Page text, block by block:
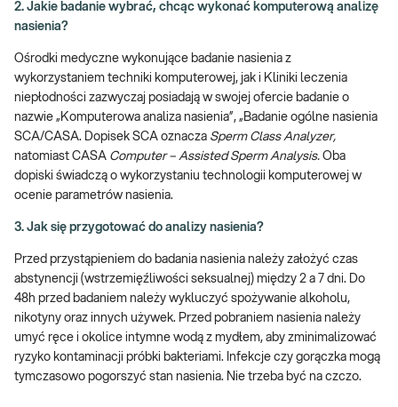
2. Jakie badanie wybrać, chcąc wykonać komputerową analizę
nasienia?
Ośrodki medyczne wykonujące badanie nasienia z
wykorzystaniem techniki komputerowej, jak i Kliniki leczenia
niepłodności zazwyczaj posiadają w swojej ofercie badanie o
nazwie „Komputerowa analiza nasienia”, „Badanie ogólne nasienia
SCA/CASA. Dopisek SCA oznacza Sperm Class Analyzer,
natomiast CASA Computer – Assisted Sperm Analysis. Oba
dopiski świadczą o wykorzystaniu technologii komputerowej w
ocenie parametrów nasienia.
3. Jak się przygotować do analizy nasienia?
Przed przystąpieniem do badania nasienia należy założyć czas
abstynencji (wstrzemięźliwości seksualnej) między 2 a 7 dni. Do
48h przed badaniem należy wykluczyć spożywanie alkoholu,
nikotyny oraz innych używek. Przed pobraniem nasienia należy
umyć ręce i okolice intymne wodą z mydłem, aby zminimalizować
ryzyko kontaminacji próbki bakteriami. Infekcje czy gorączka mogą
tymczasowo pogorszyć stan nasienia. Nie trzeba być na czczo.